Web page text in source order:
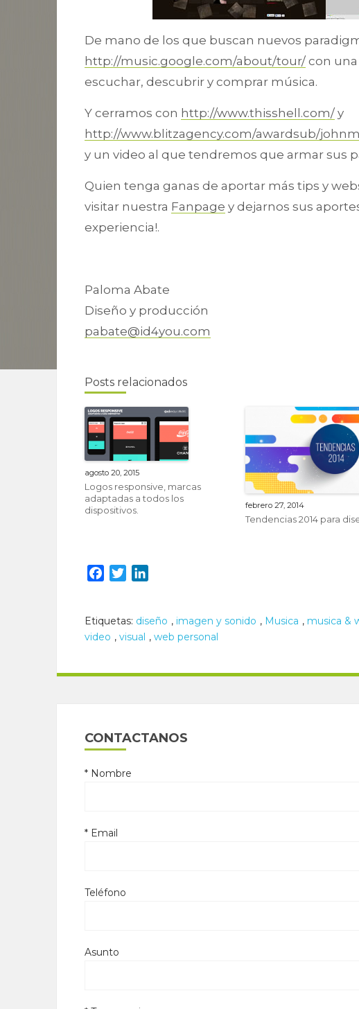
De mano de los que buscan nuevos
http://music.google.com/about/tour/ con
escuchar, descubrir y comprar música.
Y cerramos con http://www.thisshell.com/ y
http://www.blitzagency.com/awardsub/
y un video al que tendremos que armar sus
Quien tenga ganas de aportar más tips y
visitar nuestra Fanpage y dejarnos sus
experiencia!.
Paloma Abate
Diseño y producción
pabate@id4you.com
Posts relacionados
agosto 20, 2015
Logos responsive, marcas
adaptadas a todos los
dispositivos.
febrero 27, 2014
Tendencias 2014 para
Facebook
Twitter
Etiquetas: diseño , imagen y sonido , Musica , musica &
video ,visual ,web personal
CONTACTANOS
* Nombre
* Email
Teléfono
Asunto